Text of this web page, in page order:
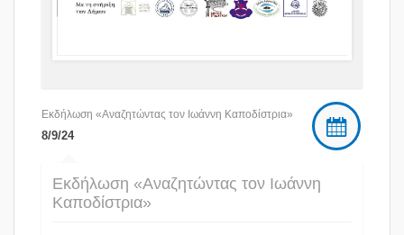
Εκδήλωση «Αναζητώντας τον Ιωάννη Καποδίστρια»
8/9/24
Εκδήλωση «Αναζητώντας τον Ιωάννη
Καποδίστρια»